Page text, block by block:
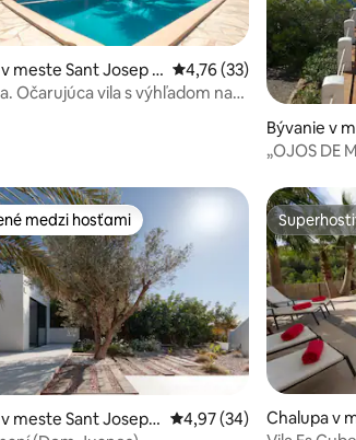
4,86 z 5, počet hodnotení: 59
meste Sant Josep d Priemerné
4,76 (33)
Očarujúca vila s výhľadom na
Bývanie v
„OJOS DE
5 z 5, počet hodnotení: 13
medzi hosťami
medzi hosťami
meste Sant Josep d Priemerné ohodnotenie
4,97 (34)
Chalupa v